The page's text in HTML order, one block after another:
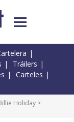
Tráilers
Carteles
Holiday >